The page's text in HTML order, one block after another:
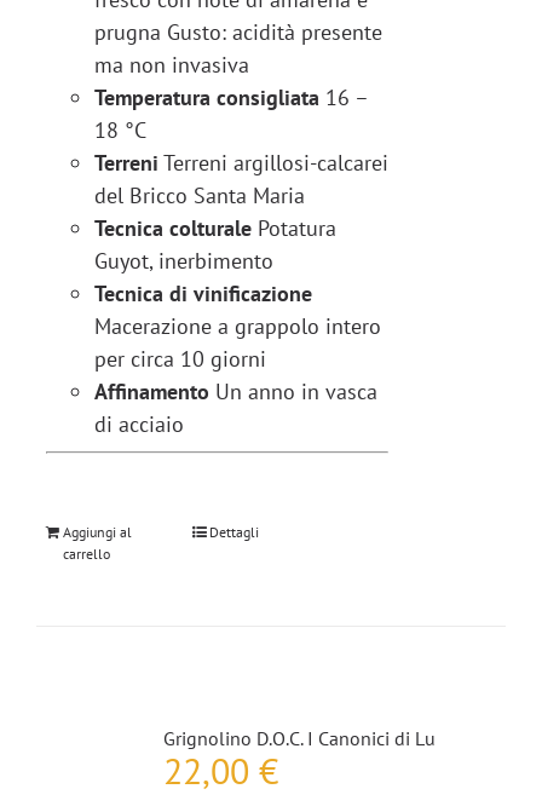
prugna Gusto: acidità presente
ma non invasiva
Temperatura consigliata 16 –
18 °C
Terreni Terreni argillosi-calcarei
del Bricco Santa Maria
Tecnica colturalePotatura
Guyot, inerbimento
Tecnica di vinificazione
Macerazione a grappolo intero
per circa 10 giorni
Affinamento Un anno in vasca
di acciaio
Aggiungi al
carrello
Dettagli
Grignolino D.O.C. I Canonici di Lu
22,00 €